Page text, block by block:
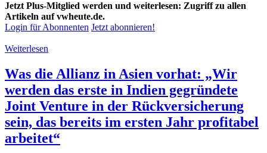
Jetzt Plus-Mitglied werden und weiterlesen: Zugriff zu allen
Artikeln auf vwheute.de.
Login für Abonnenten Jetzt abonnieren!
Weiterlesen
Was die Allianz in Asien vorhat: „Wir
werden das erste in Indien gegründete
Joint Venture in der Rückversicherung
sein, das bereits im ersten Jahr profitabel
arbeitet“